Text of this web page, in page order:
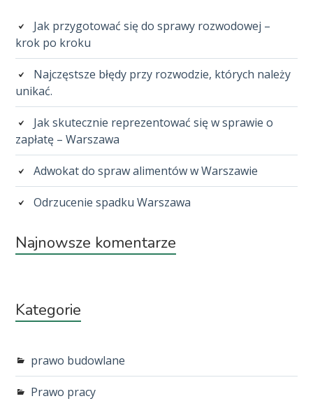
Jak przygotować się do sprawy rozwodowej –
krok po kroku
Najczęstsze błędy przy rozwodzie, których należy
unikać.
Jak skutecznie reprezentować się w sprawie o
zapłatę – Warszawa
Adwokat do spraw alimentów w Warszawie
Odrzucenie spadku Warszawa
Najnowsze komentarze
Kategorie
prawo budowlane
Prawo pracy